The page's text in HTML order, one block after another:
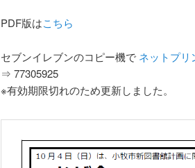
PDF版はこちら
セブンイレブンのコピー機で ネットプリ
⇒ 77305925
※有効期限切れのため更新しました。